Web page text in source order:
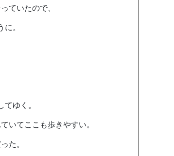
ていたので、
。
ゆく。
いてここも歩きやすい。
た。